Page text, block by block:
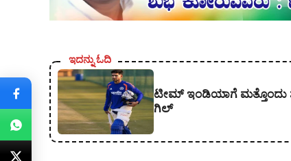
ಇದನ್ನು ಓದಿ
ಟೀಮ್ ಇಂಡಿಯಾಗೆ
ಗಿಲ್